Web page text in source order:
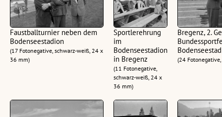
Faustballturnier neben dem
Bodenseestadion
(17 Fotonegative, schwarz-weiß, 24 x
36 mm)
Sportlerehrung
im
Bodenseestadion
in Bregenz
(11 Fotonegative,
schwarz-weiß, 24 x
36 mm)
Bregenz, 2.
(24